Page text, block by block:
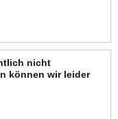
nicht
können wir leider